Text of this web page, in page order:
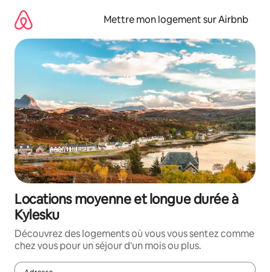
directement
contenu
Mettre mon logement sur Airbnb
Locations moyenne et longue durée à
Kylesku
Découvrez des logements où vous vous sentez comme
chez vous pour un séjour d'un mois ou plus.